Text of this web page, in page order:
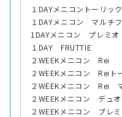
１DAYメニコントーリック
１DAYメニコン マルチ
1DAYメニコン プレミ
１DAY FRUTTIE
２WEEKメニコン Rei
２WEEKメニコン Reiト
２WEEKメニコン Rei
２WEEKメニコン デュオ
２WEEKメニコン プレ